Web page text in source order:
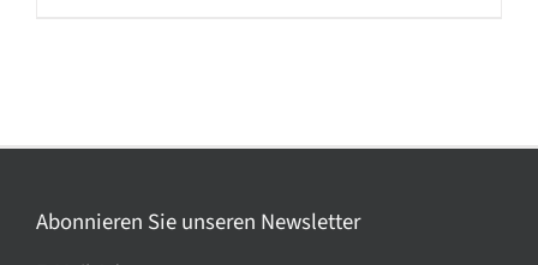
auf.
Optionen
Abonnieren Sie unseren Newsletter